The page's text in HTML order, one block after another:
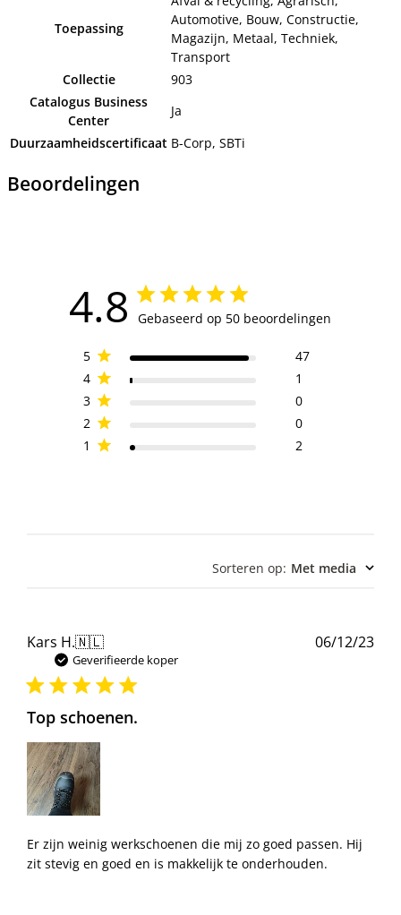
Toepassing
Automotive, Bouw, Constructie,
Magazijn, Metaal, Techniek,
Transport
Collectie
903
Catalogus Business
Center
Ja
Duurzaamheidscertificaat B-Corp, SBTi
Beoordelingen
4.8 Gebaseerd op 50 beoordelingen
5
47
4
1
3
0
2
0
1
2
Sorteren op: Met media
Kars H.🇳🇱
Geverifieerde koper
Top schoenen.
Er zijn weinig werkschoenen die mij zo goed passen. Hij
zit stevig en goed en is makkelijk te onderhouden.
06/12/23